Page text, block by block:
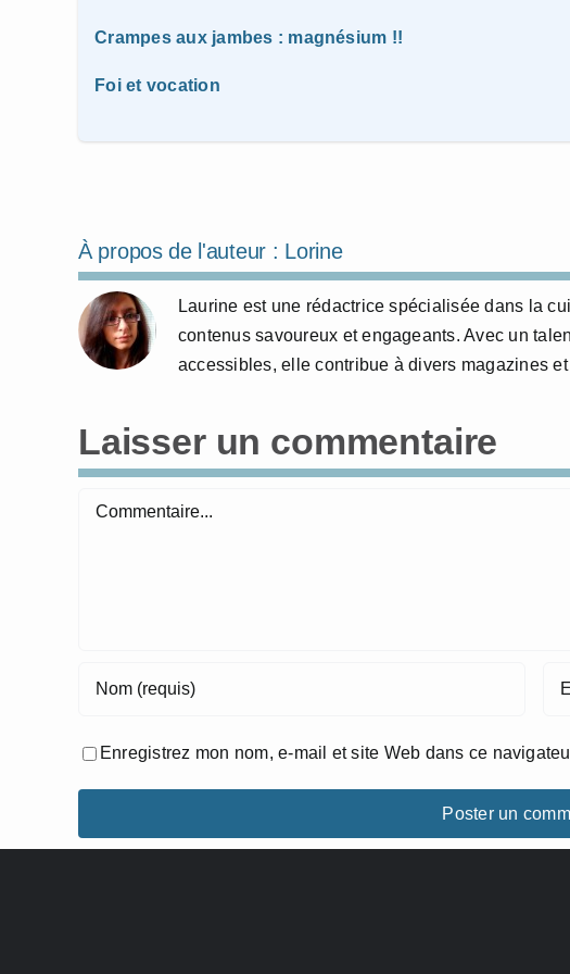
Crampes aux jambes : magnésium !!
Foi et vocation
À propos de l'auteur : Lorine
Laurine est une rédactrice spécialisée dans la
contenus savoureux et engageants. Avec un
accessibles, elle contribue à divers magazines
Laisser un commentaire
Commentaire
Enregistrez mon nom, e-mail et site Web dans ce